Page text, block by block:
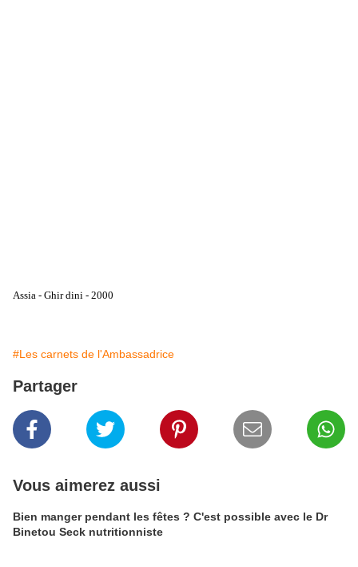
Assia - Ghir dini - 2000
#Les carnets de l'Ambassadrice
Partager
Vous aimerez aussi
Bien manger pendant les fêtes ? C'est possible avec le Dr
Binetou Seck nutritionniste